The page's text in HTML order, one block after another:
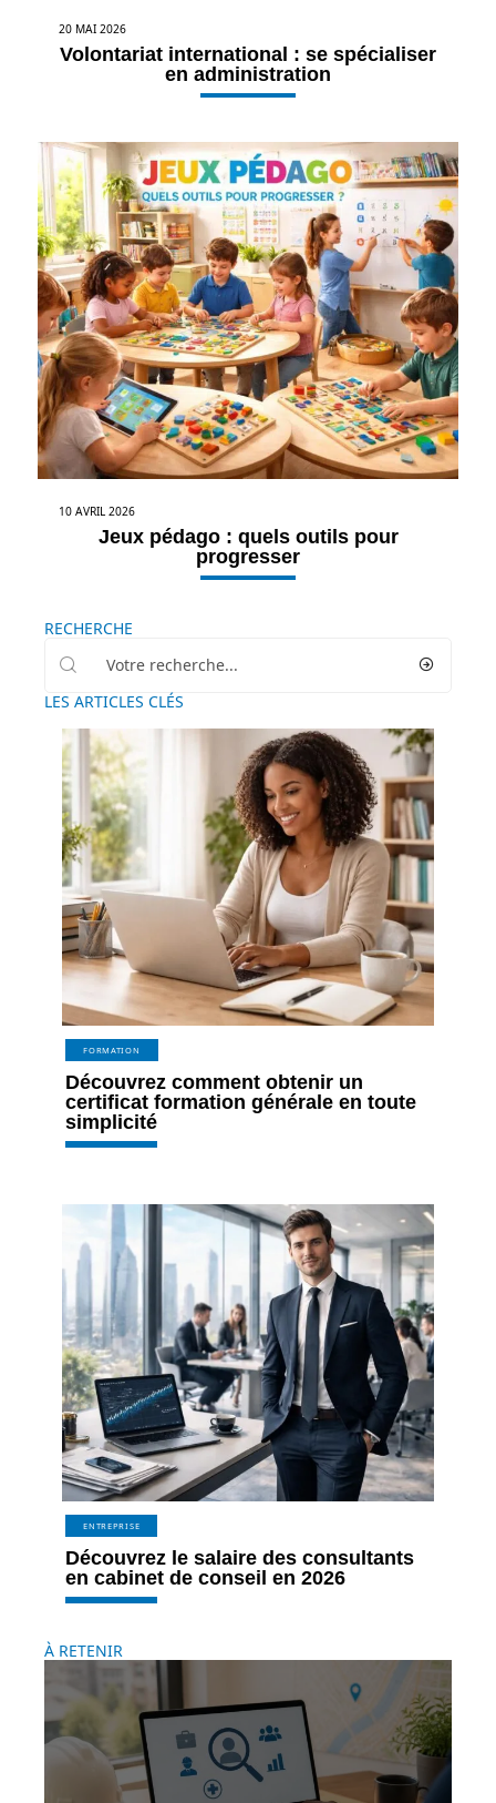
20 MAI 2026
Volontariat international : se spécialiser
en administration
10 AVRIL 2026
Jeux pédago : quels outils pour
progresser
RECHERCHE
LES ARTICLES CLÉS
FORMATION
Découvrez comment obtenir un
certificat formation générale en toute
simplicité
ENTREPRISE
Découvrez le salaire des consultants
en cabinet de conseil en 2026
À RETENIR